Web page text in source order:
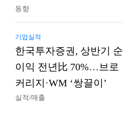
동향
기업실적
한국투자증권, 상반기 순
이익 전년比 70%…브로
커리지·WM ‘쌍끌이’
실적/매출